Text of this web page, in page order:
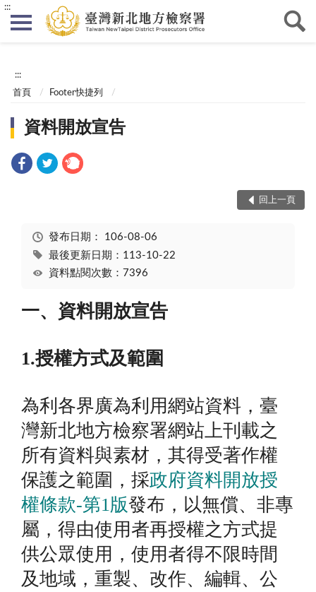
:::
:::
首頁 Footer快捷列
資料開放宣告
回上一頁
發布日期： 106-08-06
最後更新日期：113-10-22
資料點閱次數：7396
一、資料開放宣告
1.授權方式及範圍
為利各界廣為利用網站資料，臺
灣新北地方檢察署網站上刊載之
所有資料與素材，其得受著作權
保護之範圍，採政府資料開放授
權條款-第1版發布，以無償、非專
屬，得由使用者再授權之方式提
供公眾使用，使用者得不限時間
及地域，重製、改作、編輯、公